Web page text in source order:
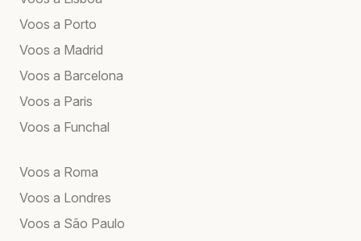
Voos a Porto
Voos a Madrid
Voos a Barcelona
Voos a Paris
Voos a Funchal
Voos a Roma
Voos a Londres
Voos a São Paulo